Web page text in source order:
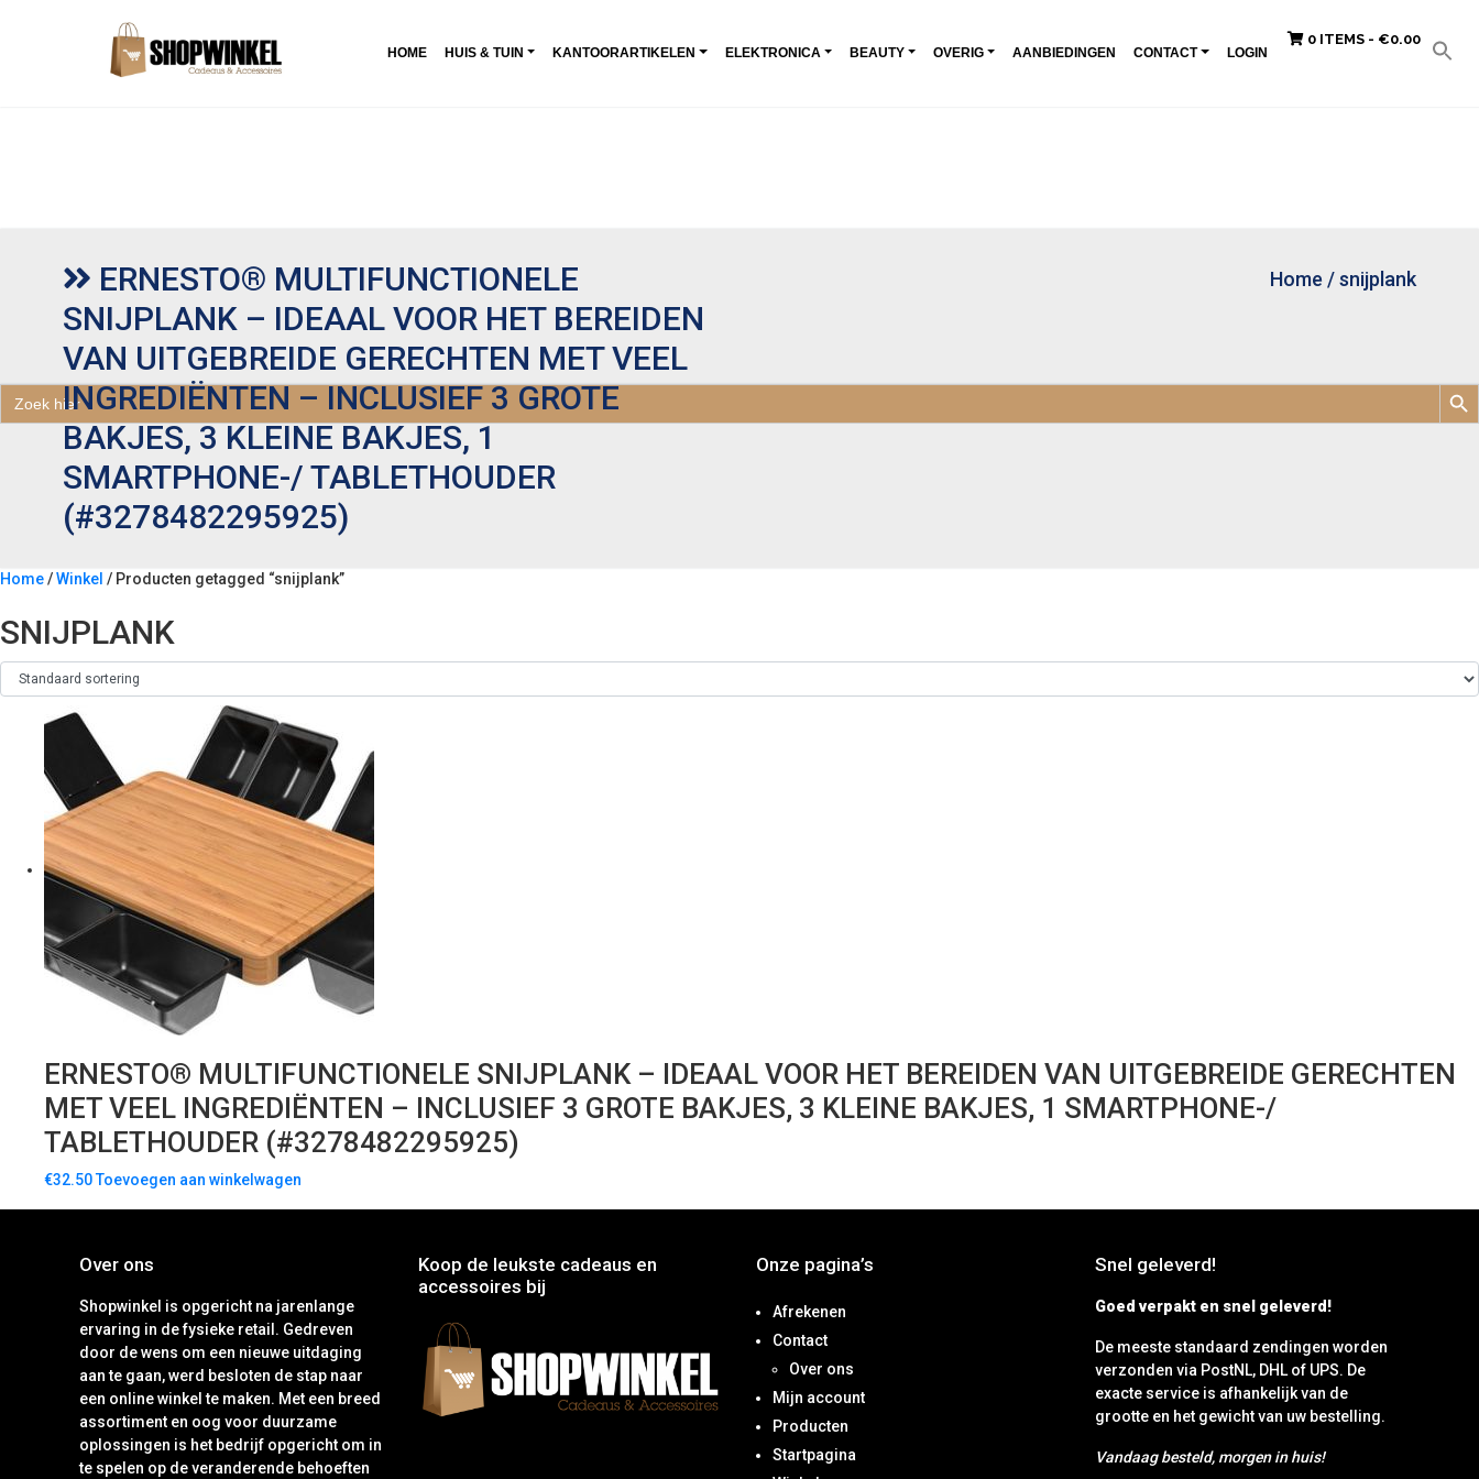
Zoek
naar:
HOME HUIS & TUIN KANTOORARTIKELEN ELEKTRONICA BEAUTY OVERIG AANBIEDINGEN CONTACT LOGIN
0 ITEMS - €0.00
ERNESTO® MULTIFUNCTIONELE
SNIJPLANK – IDEAAL VOOR HET BEREIDEN
VAN UITGEBREIDE GERECHTEN MET VEEL
INGREDIËNTEN – INCLUSIEF 3 GROTE
BAKJES, 3 KLEINE BAKJES, 1
SMARTPHONE-/ TABLETHOUDER
(#3278482295925)
Home /snijplank
Home/Winkel / Producten getagged “snijplank”
SNIJPLANK
ERNESTO® MULTIFUNCTIONELE SNIJPLANK – IDEAAL VOOR HET BEREIDEN VAN UITGEBREIDE GERECHTEN
MET VEEL INGREDIËNTEN – INCLUSIEF 3 GROTE BAKJES, 3 KLEINE BAKJES, 1 SMARTPHONE-/
TABLETHOUDER (#3278482295925)
€32.50Toevoegen aan winkelwagen
Over ons
Shopwinkel is opgericht na jarenlange
ervaring in de fysieke retail. Gedreven
door de wens om een nieuwe uitdaging
aan te gaan, werd besloten de stap naar
een online winkel te maken. Met een breed
assortiment en oog voor duurzame
oplossingen is het bedrijf opgericht om in
te spelen op de veranderende behoeften
Koop de leukste cadeaus en
accessoires bij
Onze pagina’s
Afrekenen
Contact
Over ons
Mijn account
Producten
Startpagina
Snel geleverd!
Goed verpakt en snel geleverd!
De meeste standaard zendingen worden
verzonden via PostNL, DHL of UPS. De
exacte service is afhankelijk van de
grootte en het gewicht van uw bestelling.
Vandaag besteld, morgen in huis!